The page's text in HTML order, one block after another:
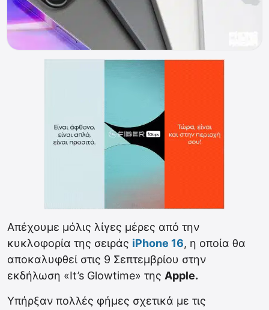
Απέχουμε μόλις λίγες μέρες από την
κυκλοφορία της σειράς iPhone 16, η οποία θα
αποκαλυφθεί στις 9 Σεπτεμβρίου στην
εκδήλωση «It’s Glowtime» της Apple.
Υπήρξαν πολλές φήμες σχετικά με τις